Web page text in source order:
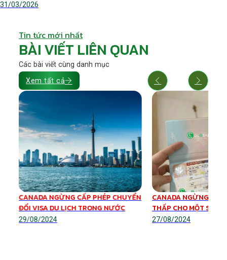
31/03/2026
Tin tức mới nhất
BÀI VIẾT LIÊN QUAN
Các bài viết cùng danh mục
Xem tất cả
CANADA NGỪNG CẤP PHÉP CHUYỂN
ĐỔI VISA DU LỊCH TRONG NƯỚC
29/08/2024
CANADA NGỪNG
THẤP CHO MỘT SỐ
27/08/2024